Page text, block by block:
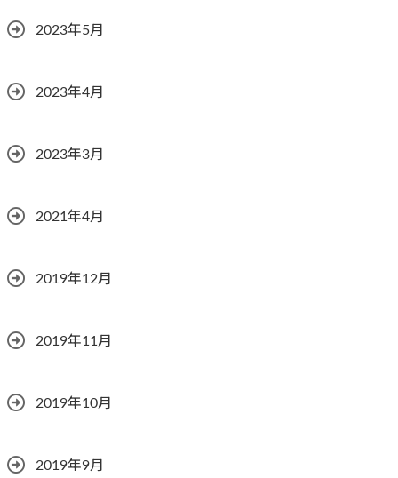
2023年5月
2023年4月
2023年3月
2021年4月
2019年12月
2019年11月
2019年10月
2019年9月